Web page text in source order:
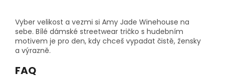
Vyber velikost a vezmi si Amy Jade Winehouse na
sebe. Bílé dámské streetwear tričko s hudebním
motivem je pro den, kdy chceš vypadat čistě, žensky
a výrazně.
FAQ